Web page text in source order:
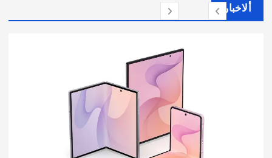
تكنولوجيا واتصالات
سامسونج وSpotify تتعاونان لإتاحة تجربة Spotify
Premium على المزيد من الأجهزة
أغسطس 6, 2026
ألاخبار